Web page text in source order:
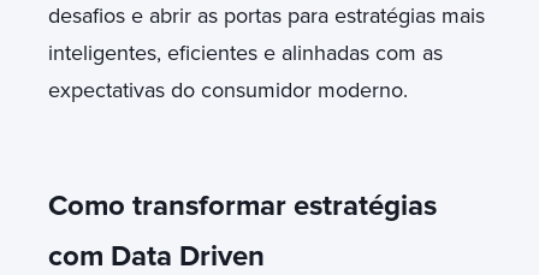
desafios e abrir as portas para estratégias mais
inteligentes, eficientes e alinhadas com as
expectativas do consumidor moderno.
Como transformar estratégias
com Data Driven